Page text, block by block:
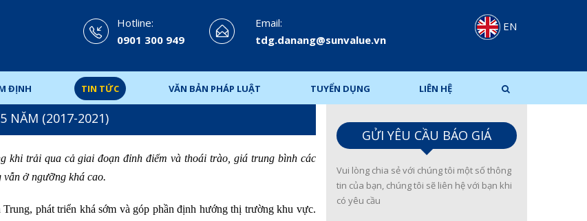
Hotline:
0901 300 949
Email:
tdg.danang@sunvalue.vn
EN
ĐỊNH TIN TỨC VĂN BẢN PHÁP LUẬT TUYỂN DỤNG LIÊN HỆ
NĂM (2017-2021)
khi trải qua cả giai đoạn đỉnh điểm và thoái trào, giá trung bình các
vẫn ở ngưỡng khá cao.
phát triển khá sớm và góp phần định hướng thị trường khu vực.
GỬI YÊU CẦU BÁO GIÁ
Vui lòng chia sẻ với chúng tôi một số thông
tin của bạn, chúng tôi sẽ liên hệ với bạn khi
có yêu cầu